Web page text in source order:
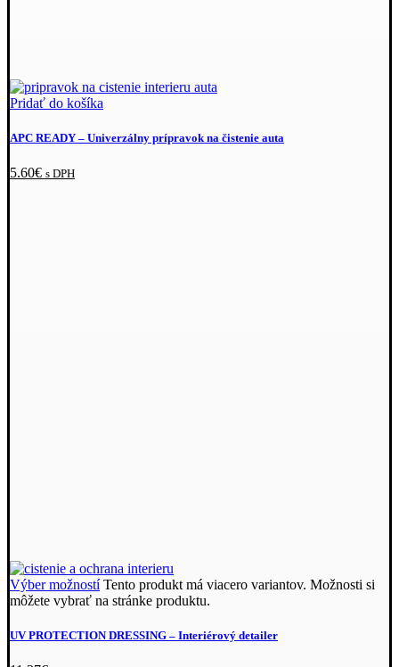
Pridať do košíka
APC READY –⁠ Univerzálny prípravok na čistenie auta
5.60€ s DPH
Výber možností Tento produkt má viacero variantov. Možnosti si
môžete vybrať na stránke produktu.
UV PROTECTION DRESSING –⁠ Interiérový detailer